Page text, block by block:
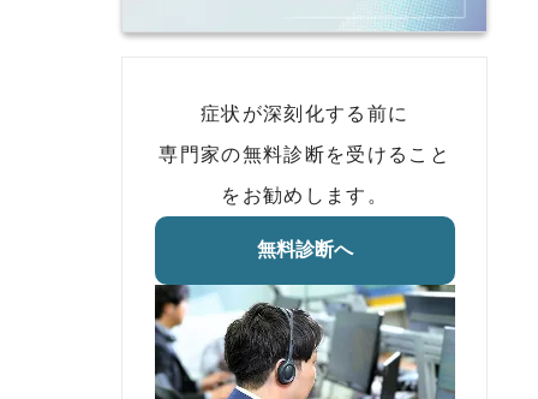
症状が深刻化する前に
専門家の無料診断を受けること
をお勧めします。
無料診断へ